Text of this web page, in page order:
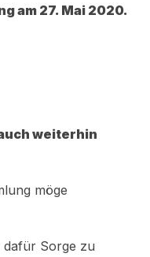
am 27. Mai 2020.
weiterhin
möge
dafür Sorge zu